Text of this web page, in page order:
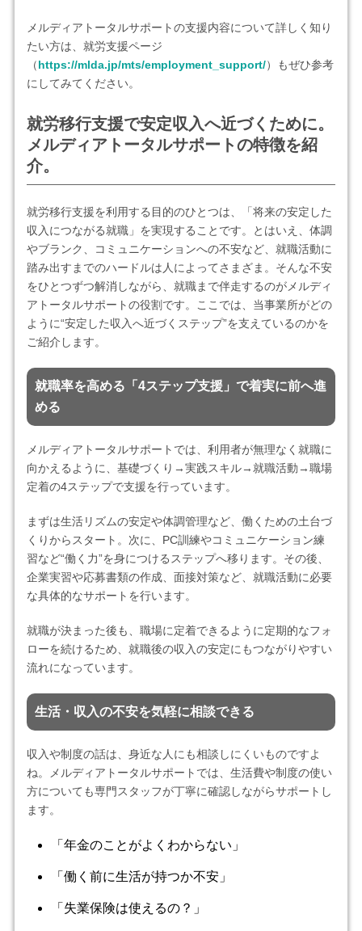
メルディアトータルサポートの支援内容について詳しく知り
たい方は、就労支援ページ
（https://mlda.jp/mts/employment_support/）もぜひ参考
にしてみてください。
就労移行支援で安定収入へ近づくために。
メルディアトータルサポートの特徴を紹
介。
就労移行支援を利用する目的のひとつは、「将来の安定した
収入につながる就職」を実現することです。とはいえ、体調
やブランク、コミュニケーションへの不安など、就職活動に
踏み出すまでのハードルは人によってさまざま。そんな不安
をひとつずつ解消しながら、就職まで伴走するのがメルディ
アトータルサポートの役割です。ここでは、当事業所がどの
ように“安定した収入へ近づくステップ”を支えているのかを
ご紹介します。
就職率を高める「4ステップ支援」で着実に前へ進
める
メルディアトータルサポートでは、利用者が無理なく就職に
向かえるように、基礎づくり→実践スキル→就職活動→職場
定着の4ステップで支援を行っています。
まずは生活リズムの安定や体調管理など、働くための土台づ
くりからスタート。次に、PC訓練やコミュニケーション練
習など“働く力”を身につけるステップへ移ります。その後、
企業実習や応募書類の作成、面接対策など、就職活動に必要
な具体的なサポートを行います。
就職が決まった後も、職場に定着できるように定期的なフォ
ローを続けるため、就職後の収入の安定にもつながりやすい
流れになっています。
生活・収入の不安を気軽に相談できる
収入や制度の話は、身近な人にも相談しにくいものですよ
ね。メルディアトータルサポートでは、生活費や制度の使い
方についても専門スタッフが丁寧に確認しながらサポートし
ます。
「年金のことがよくわからない」
「働く前に生活が持つか不安」
「失業保険は使えるの？」